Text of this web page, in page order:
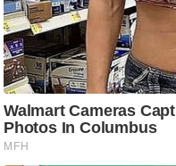
ई
.
चा
य
प
र
स